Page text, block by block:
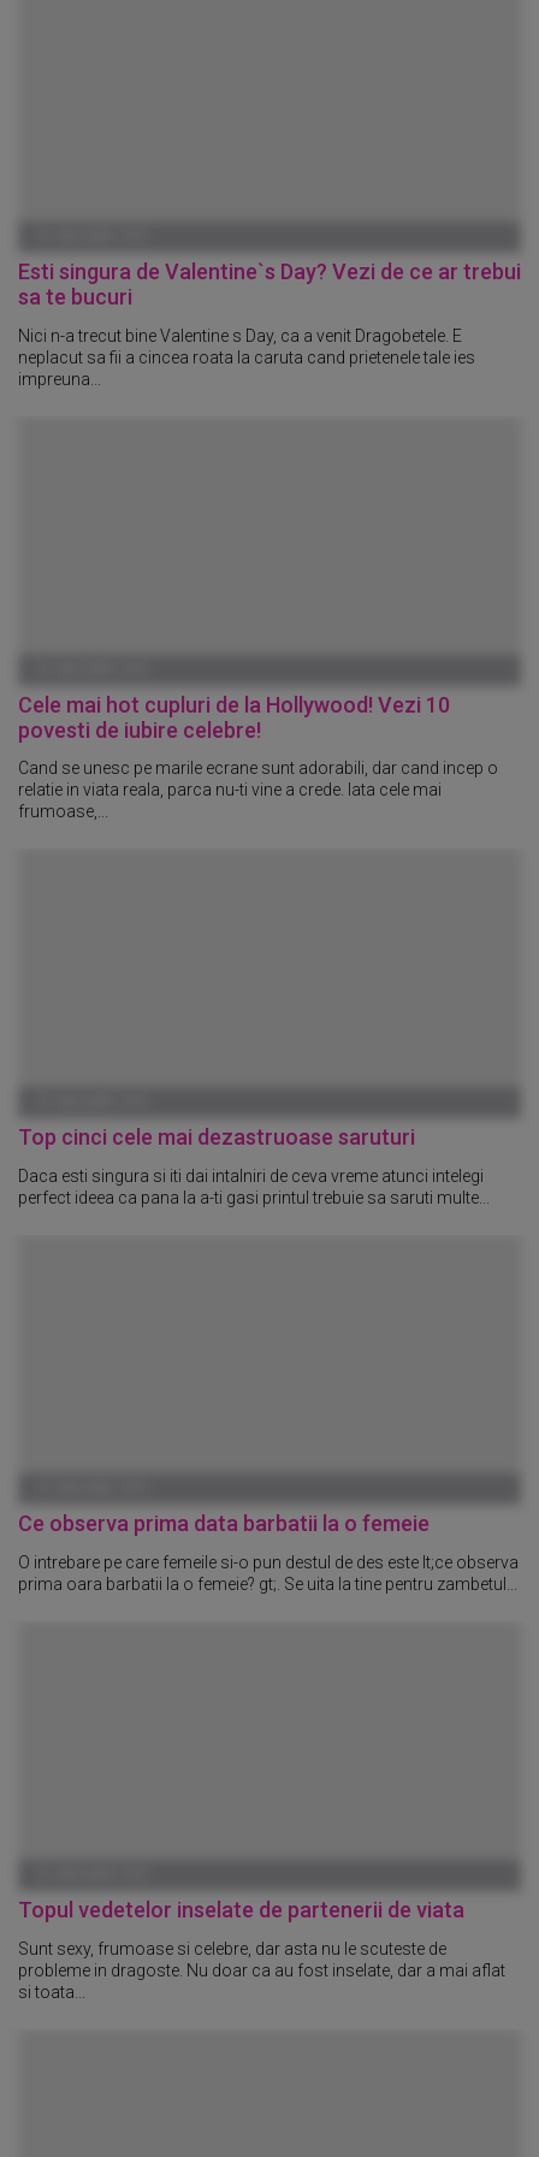
Esti singura de Valentine`s Day? Vezi de ce ar trebui
sa te bucuri
Nici n-a trecut bine Valentine s Day, ca a venit Dragobetele. E
neplacut sa fii a cincea roata la caruta cand prietenele tale ies
impreuna...
Cele mai hot cupluri de la Hollywood! Vezi 10
povesti de iubire celebre!
Cand se unesc pe marile ecrane sunt adorabili, dar cand incep o
relatie in viata reala, parca nu-ti vine a crede. Iata cele mai
frumoase,...
Top cinci cele mai dezastruoase saruturi
Daca esti singura si iti dai intalniri de ceva vreme atunci intelegi
perfect ideea ca pana la a-ti gasi printul trebuie sa saruti multe...
Ce observa prima data barbatii la o femeie
O intrebare pe care femeile si-o pun destul de des este lt;ce observa
prima oara barbatii la o femeie? gt;. Se uita la tine pentru zambetul...
Topul vedetelor inselate de partenerii de viata
Sunt sexy, frumoase si celebre, dar asta nu le scuteste de
probleme in dragoste. Nu doar ca au fost inselate, dar a mai aflat
si toata...